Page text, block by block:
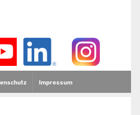
Impressum